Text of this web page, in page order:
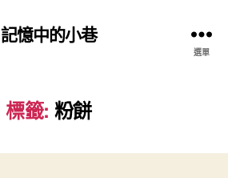
記憶中的小巷
選單
標籤: 粉餅